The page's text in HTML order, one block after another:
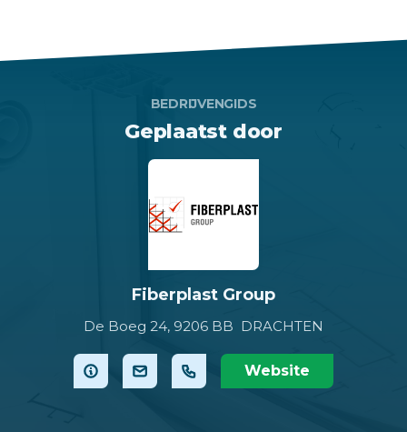
BEDRIJVENGIDS
Geplaatst door
Fiberplast Group
De Boeg 24, 9206 BB DRACHTEN
Website